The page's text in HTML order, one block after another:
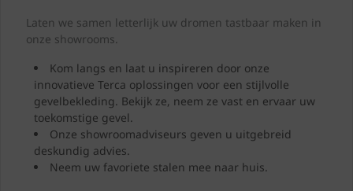
Laten we samen letterlijk uw dromen tastbaar maken in
onze showrooms.
Kom langs en laat u inspireren door onze
innovatieve Terca oplossingen voor een stijlvolle
gevelbekleding. Bekijk ze, neem ze vast en ervaar uw
toekomstige gevel.
Onze showroomadviseurs geven u uitgebreid
deskundig advies.
Neem uw favoriete stalen mee naar huis.